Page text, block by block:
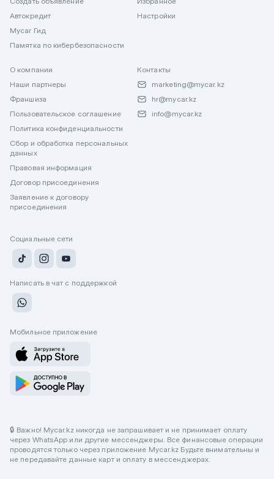
Автокредит
Mycar Гид
Памятка по кибербезопасности
Настройки
О компании
Наши партнеры
Франшиза
Пользовательское соглашение
Политика конфиденциальности
Сбор и обработка персональных
данных
Правовая информация
Договор присоединения
Заявление к договору
присоединения
Контакты
marketing@mycar.kz
hr@mycar.kz
info@mycar.kz
Социальные сети
Написать в чат с поддержкой
Мобильное приложение
🔒 Важно! Mycar.kz никогда не запрашивает и не принимает оплату
через WhatsApp или другие мессенджеры. Все финансовые операции
проводятся только через приложение Mycar.kz Будьте внимательны и
не передавайте данные карт и оплату в мессенджерах.